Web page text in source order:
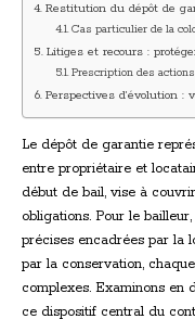
Restitution du dépôt de
Cas particulier de la
Litiges et recours :
Prescription des actions
Perspectives d’évolution
Le dépôt de garantie
entre propriétaire et
début de bail, vise à
obligations. Pour le
précises encadrées par la
par la conservation,
complexes. Examinons en
ce dispositif central du